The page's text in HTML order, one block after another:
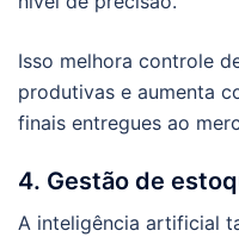
Isso melhora controle
produtivas e aumenta
finais entregues ao
4. Gestão de
A inteligência artificial